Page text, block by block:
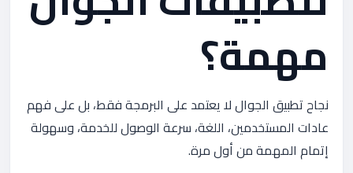
مهمة؟
نجاح تطبيق الجوال لا يعتمد على البرمجة فقط، بل على فهم
عادات المستخدمين، اللغة، سرعة الوصول للخدمة، وسهولة
إتمام المهمة من أول مرة.